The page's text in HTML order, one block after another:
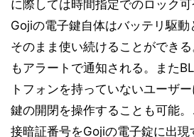
に際しては時間指定でのロック可
Gojiの電子鍵自体はバッテリ駆動
そのまま使い続けることができ
もアラートで通知される。また
トフォンを持っていないユーザ
鍵の開閉を操作することも可能
接暗証番号をGojiの電子錠に出現